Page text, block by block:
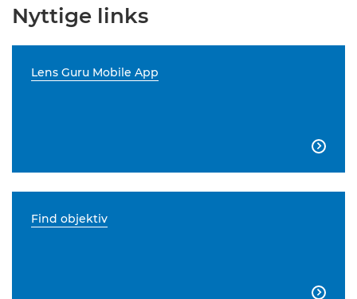
Nyttige links
Lens Guru Mobile App

Find objektiv
